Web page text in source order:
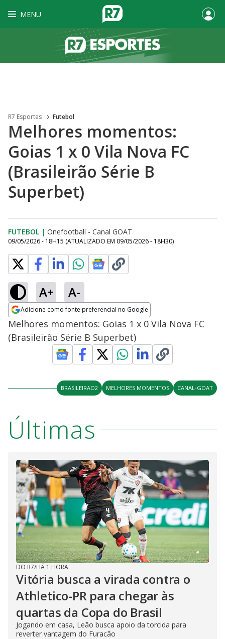
MENU
R7 Esportes Futebol
Melhores momentos:
Goias 1 x 0 Vila Nova FC
(Brasileirão Série B
Superbet)
FUTEBOL | Onefootball - Canal GOAT
09/05/2026 - 18H15 (ATUALIZADO EM 09/05/2026 - 18H30)
A+ A-
Adicione como fonte preferencial no Google
Opens in new window
Melhores momentos: Goias 1 x 0 Vila Nova FC
(Brasileirão Série B Superbet)
BRASILEIRAO2 MELHORES MOMENTOS CANAL-GOAT
Últimas
DO R7/HÁ 1 HORA
Vitória busca a virada contra o
Athletico-PR para chegar às
quartas da Copa do Brasil
Jogando em casa, Leão busca apoio da torcida para
reverter vantagem do Furacão